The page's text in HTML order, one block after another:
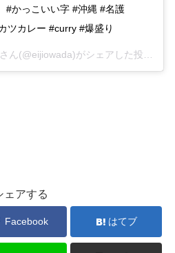
#かっこいい字 #沖縄 #名護
ツカレー #curry #爆盛り
さん(@eijiowada)がシェアした投稿 –
ェアする
Facebook はてブ